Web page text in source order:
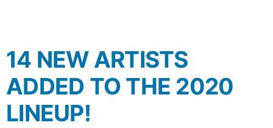
14 NEW ARTISTS
ADDED TO THE 2020
LINEUP!